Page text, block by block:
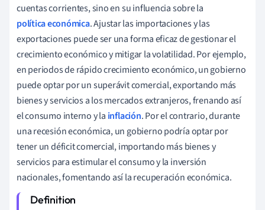
cuentas corrientes, sino en su influencia sobre la
política económica. Ajustar las importaciones y las
exportaciones puede ser una forma eficaz de gestionar el
crecimiento económico y mitigar la volatilidad. Por ejemplo,
en periodos de rápido crecimiento económico, un gobierno
puede optar por un superávit comercial, exportando más
bienes y servicios a los mercados extranjeros, frenando así
el consumo interno y la inflación. Por el contrario, durante
una recesión económica, un gobierno podría optar por
tener un déficit comercial, importando más bienes y
servicios para estimular el consumo y la inversión
nacionales, fomentando así la recuperación económica.